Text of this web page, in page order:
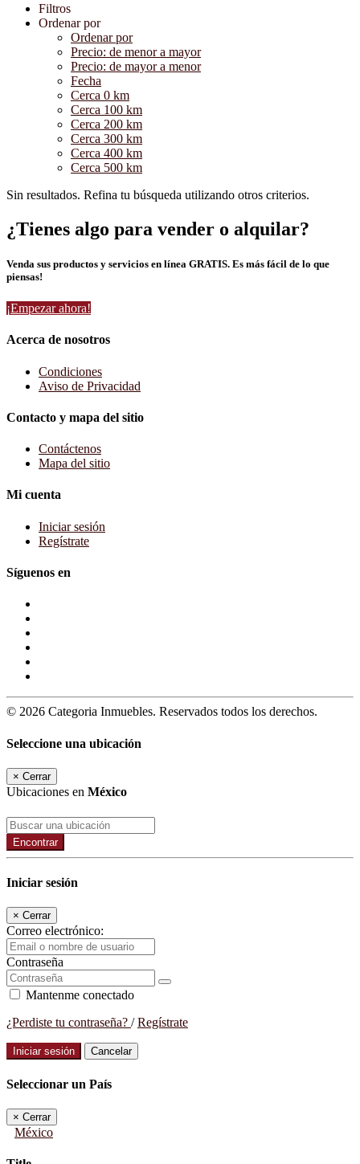
Filtros
Ordenar por
Ordenar por
Precio: de menor a mayor
Precio: de mayor a menor
Fecha
Cerca 0 km
Cerca 100 km
Cerca 200 km
Cerca 300 km
Cerca 400 km
Cerca 500 km
Sin resultados. Refina tu búsqueda utilizando otros criterios.
¿Tienes algo para vender o alquilar?
Venda sus productos y servicios en línea GRATIS. Es más fácil de lo que
piensas!
¡Empezar ahora!
Acerca de nosotros
Condiciones
Aviso de Privacidad
Contacto y mapa del sitio
Contáctenos
Mapa del sitio
Mi cuenta
Iniciar sesión
Regístrate
Síguenos en
© 2026 Categoria Inmuebles. Reservados todos los derechos.
Seleccione una ubicación
× Cerrar
Ubicaciones en México
Encontrar
Iniciar sesión
× Cerrar
Correo electrónico:
Contraseña
Mantenme conectado
¿Perdiste tu contraseña? /Regístrate
Iniciar sesión Cancelar
Seleccionar un País
× Cerrar
México